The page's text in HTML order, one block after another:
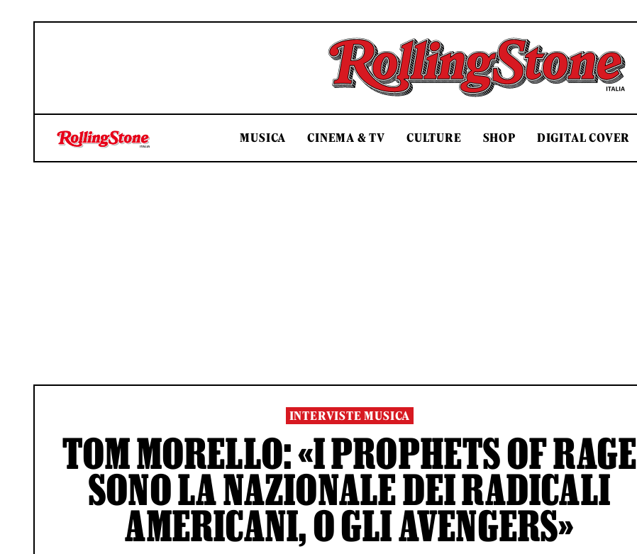
Rolling Stone Italia
MUSICA CINEMA & TV CULTURE SHOP DIGITAL COVER
INTERVISTE MUSICA
TOM MORELLO: «I PROPHETS OF RAGE
SONO LA NAZIONALE DEI RADICALI
AMERICANI, O GLI AVENGERS»